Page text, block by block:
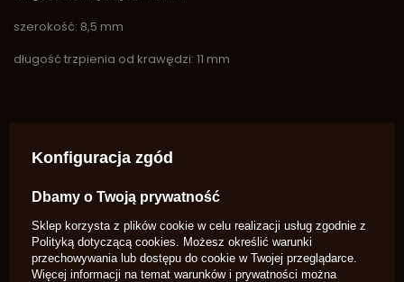
szerokość: 8,5 mm
długość trzpienia od krawędzi: 11 mm
Symbol
SA1606 (0800000260)
Potrzebujesz pomocy? Masz pytania?
Zadaj pytanie a my odpowiemy
niezwłocznie, najciekawsze pytania i
odpowiedzi publikując dla innych.
Zadaj pytanie
Konfiguracja zgód
Dbamy o Twoją prywatność
Sklep korzysta z plików cookie w celu realizacji usług zgodnie z
Polityką dotyczącą cookies . Możesz określić warunki
przechowywania lub dostępu do cookie w Twojej przeglądarce.
Więcej informacji na temat warunków i prywatności można